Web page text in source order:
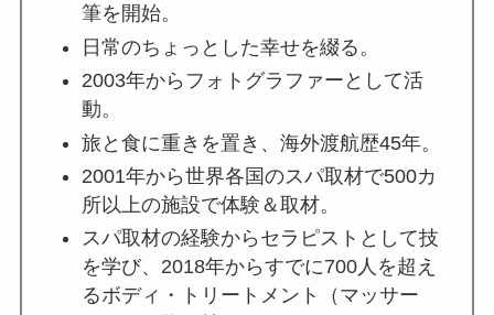
筆を開始。
日常のちょっとした幸せを綴る。
2003年からフォトグラファーとして活
動。
旅と食に重きを置き、海外渡航歴45年。
2001年から世界各国のスパ取材で500カ
所以上の施設で体験＆取材。
スパ取材の経験からセラピストとして技
を学び、2018年からすでに700人を超え
るボディ・トリートメント（マッサー